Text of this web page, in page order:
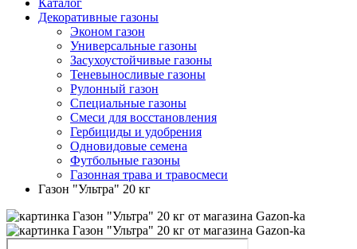
Каталог
Декоративные газоны
Эконом газон
Универсальные газоны
Засухоустойчивые газоны
Теневыносливые газоны
Рулонный газон
Специальные газоны
Смеси для восстановления
Гербициды и удобрения
Одновидовые семена
Футбольные газоны
Газонная трава и травосмеси
Газон "Ультра" 20 кг